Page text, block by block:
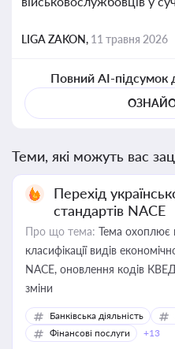
LIGA ZAKON, 11 травня 2026
Повний AI-підсумок
Теми, які можуть вас
Перехід
стандартів NACE
Про що тема: Тема охоплює
класифікації видів
NACE, оновлення кодів
зміни
Банківська діяльність
Фінансові послуги
+13